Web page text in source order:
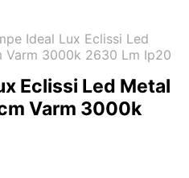
Ideal Lux Eclissi Led
Varm 3000k 2630 Lm Ip20
Eclissi Led Metal
Varm 3000k